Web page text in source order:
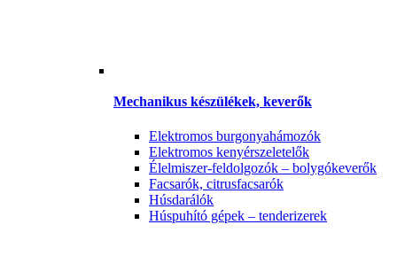
Mechanikus készülékek, keverők
Elektromos burgonyahámozók
Elektromos kenyérszeletelők
Élelmiszer-feldolgozók – bolygókeverők
Facsarók, citrusfacsarók
Húsdarálók
Húspuhító gépek – tenderizerek